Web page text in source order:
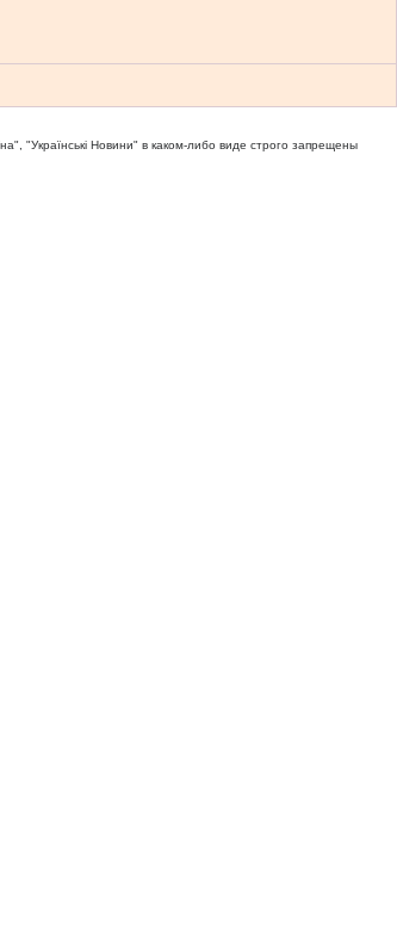
"Українськi Новини" в каком-либо виде строго запрещены